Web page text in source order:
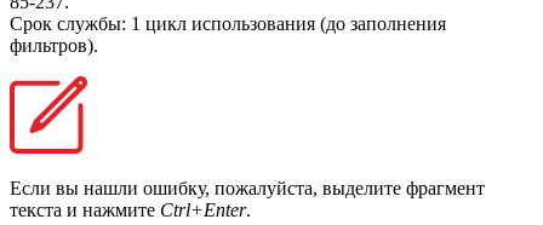
Срок службы: 1 цикл использования (до заполнения
фильтров).
Если вы нашли ошибку, пожалуйста, выделите фрагмент
текста и нажмите Ctrl+Enter.